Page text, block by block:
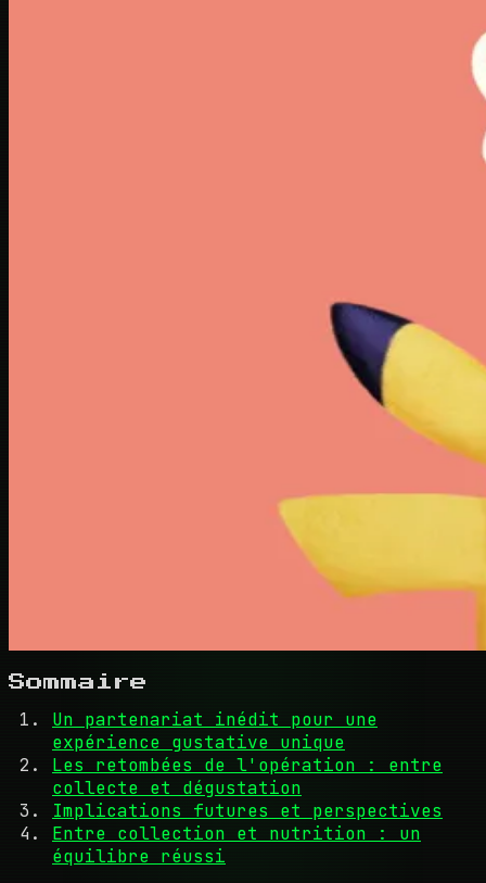
Sommaire
Un partenariat inédit pour une
expérience gustative unique
Les retombées de l'opération : entre
collecte et dégustation
Implications futures et perspectives
Entre collection et nutrition : un
équilibre réussi